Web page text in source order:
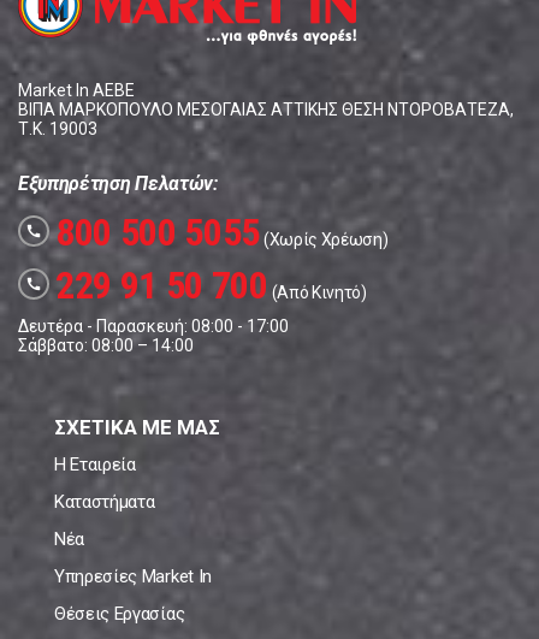
Market In ΑΕΒΕ
ΒΙΠΑ ΜΑΡΚΟΠΟΥΛΟ ΜΕΣΟΓΑΙΑΣ ΑΤΤΙΚΗΣ ΘΕΣΗ ΝΤΟΡΟΒΑΤΕΖΑ,
Τ.Κ. 19003
Εξυπηρέτηση Πελατών:
call 800 500 5055(Χωρίς Χρέωση)
call 229 91 50 700 (Από Κινητό)
Δευτέρα - Παρασκευή: 08:00 - 17:00
Σάββατο: 08:00 – 14:00
ΣΧΕΤΙΚΑ ΜΕ ΜΑΣ
Η Εταιρεία
Καταστήματα
Νέα
Υπηρεσίες Market In
Θέσεις Εργασίας